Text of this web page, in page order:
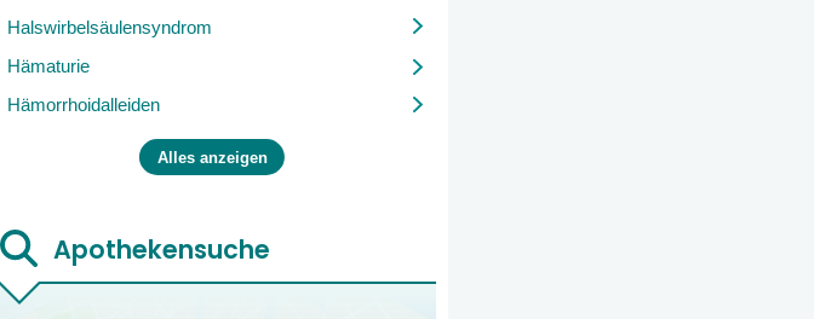
Halswirbelsäulensyndrom
Hämaturie
Hämorrhoidalleiden
Alles anzeigen
Apothekensuche